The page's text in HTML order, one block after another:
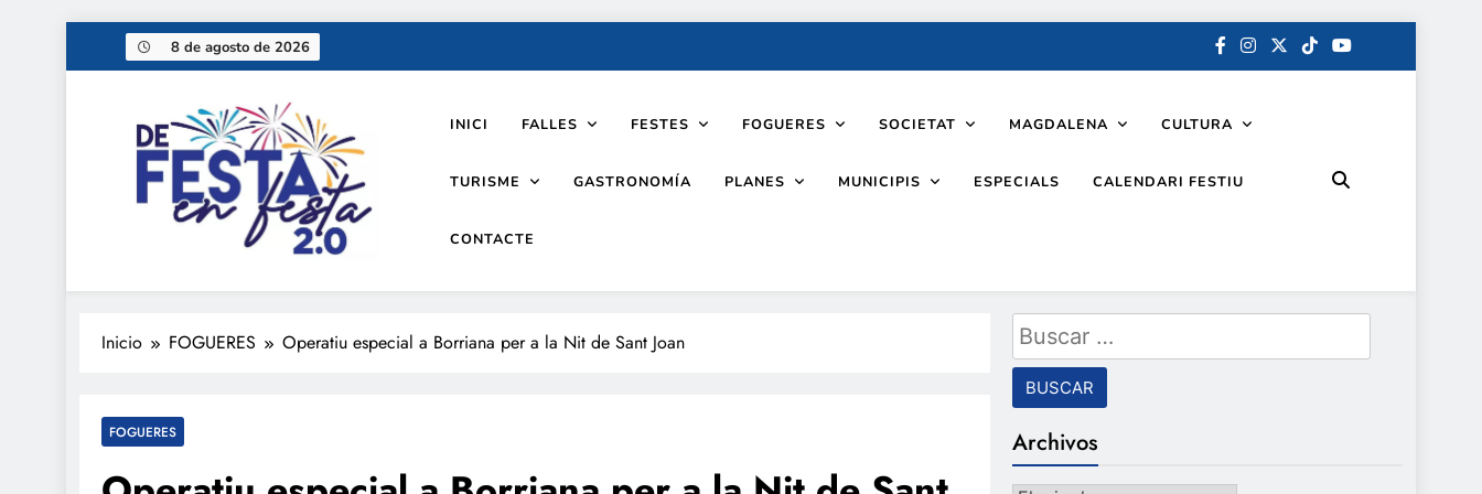
8 de agosto de 2026
De festa en festa 2.0
INICI FALLES FESTES FOGUERES SOCIETAT MAGDALENA CULTURA
TURISME GASTRONOMÍA PLANES MUNICIPIS ESPECIALS CALENDARI FESTIU
CONTACTE
Inicio FOGUERES Operatiu especial a Borriana per a la Nit de Sant Joan
FOGUERES
Buscar:
Archivos